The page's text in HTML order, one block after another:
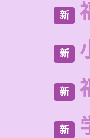
新
新
新
新